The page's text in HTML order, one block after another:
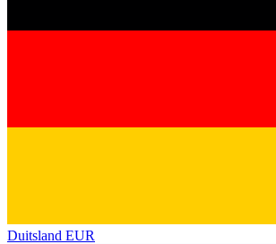
Duitsland EUR